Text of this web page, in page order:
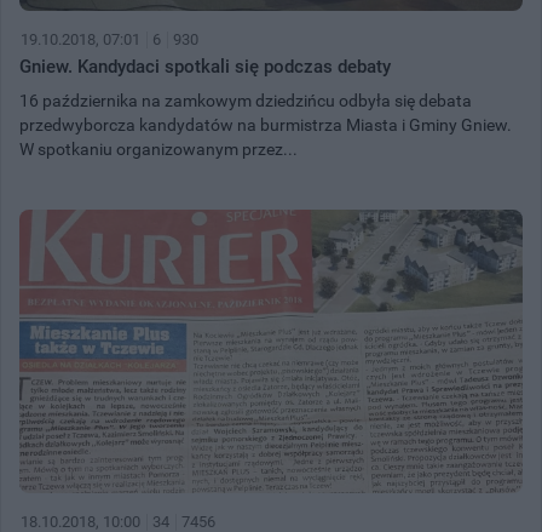
19.10.2018, 07:01 6 930
Gniew. Kandydaci spotkali się podczas debaty
16 października na zamkowym dziedzińcu odbyła się debata
przedwyborcza kandydatów na burmistrza Miasta i Gminy Gniew.
W spotkaniu organizowanym przez...
18.10.2018, 10:00 34 7456